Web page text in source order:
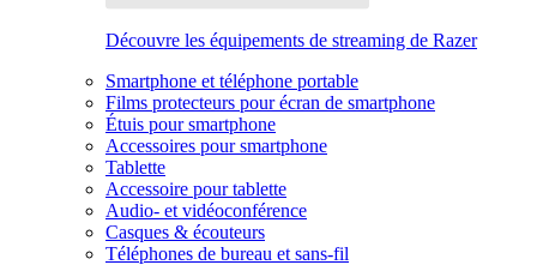
Découvre les équipements de streaming de Razer
Smartphone et téléphone portable
Films protecteurs pour écran de smartphone
Étuis pour smartphone
Accessoires pour smartphone
Tablette
Accessoire pour tablette
Audio- et vidéoconférence
Casques & écouteurs
Téléphones de bureau et sans-fil